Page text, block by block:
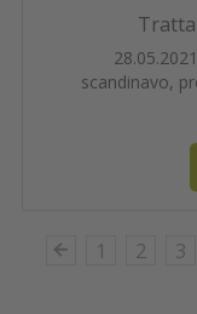
scandinavo,
1 2 3